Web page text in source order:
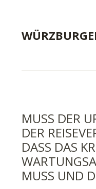
MUSS DER
DER
DASS DAS
MUSS UND